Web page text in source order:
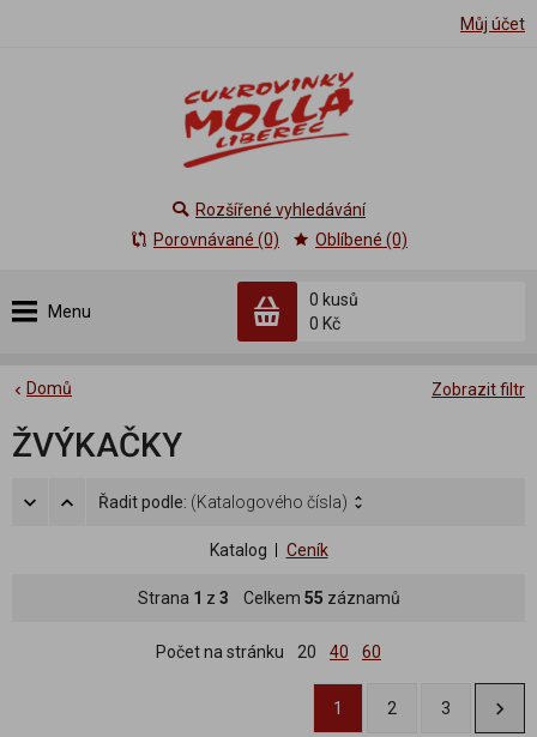
Můj účet
Menu
0 kusů
0 Kč
Rozšířené vyhledávání
Porovnávané (0)
Oblíbené (0)
Zobrazit filtr
Domů
ŽVÝKAČKY
Řadit podle: (Katalogového čísla)
Katalog Ceník
Strana 1 z 3 Celkem 55 záznamů
Počet na stránku 20 40 60
1 2 3